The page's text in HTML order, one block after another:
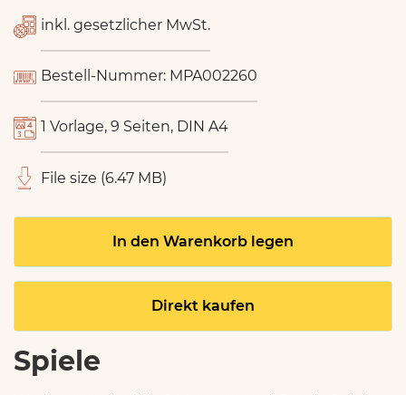
inkl. gesetzlicher MwSt.
Bestell-Nummer: MPA002260
1 Vorlage, 9 Seiten, DIN A4
File size (6.47 MB)
In den Warenkorb legen
Direkt kaufen
Spiele